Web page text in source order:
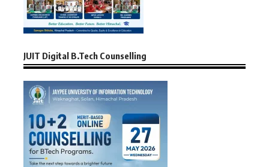
JUIT Digital B.Tech Counselling